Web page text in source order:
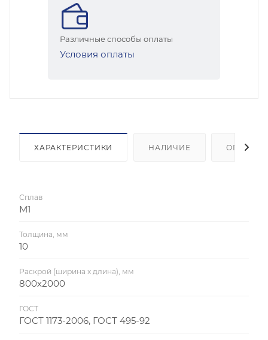
Различные способы оплаты
Условия оплаты
ХАРАКТЕРИСТИКИ НАЛИЧИЕ ОПЛАТА
Сплав
М1
Толщина, мм
10
Раскрой (ширина х длина), мм
800х2000
ГОСТ
ГОСТ 1173-2006, ГОСТ 495-92